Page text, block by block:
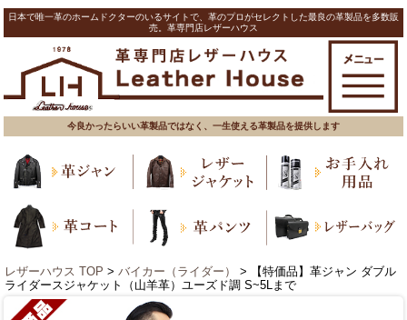
日本で唯一革のホームドクターのいるサイトで、革のプロがセレクトした最良の革製品を多数販
売。革専門店レザーハウス
今良かったらいい革製品ではなく、一生使える革製品を提供します
レザーハウス TOP > バイカー（ライダー）
> 【特価品】革ジャン ダブル
ライダースジャケット（山羊革）ユーズド調 S~5Lまで